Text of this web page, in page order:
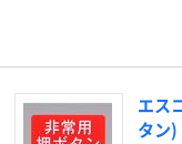
エス
タン)